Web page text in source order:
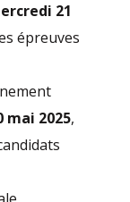
21
épreuves
mai 2025,